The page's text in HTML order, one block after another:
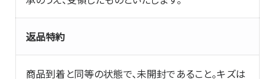
返品特約
商品到着と同等の状態で、未開封であること。キズは